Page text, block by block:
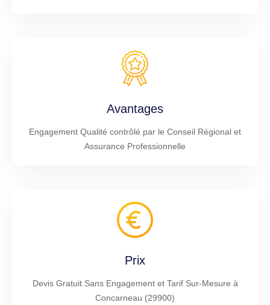
Avantages
Engagement Qualité contrôlé par le Conseil Régional et
Assurance Professionnelle
Prix
Devis Gratuit Sans Engagement et Tarif Sur-Mesure à
Concarneau (29900)